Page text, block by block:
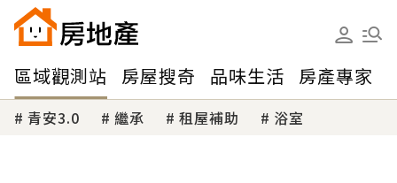
區域觀測站 房屋搜奇 品味生活 房產專家
青安3.0 繼承 租屋補助 浴室